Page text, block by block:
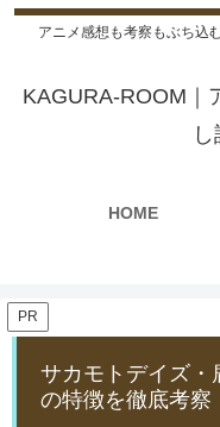
アニメ感想も考察もぶち込
KAGURA-ROOM｜
HOME
PR
サカモトデイズ・
の特徴を徹底考察